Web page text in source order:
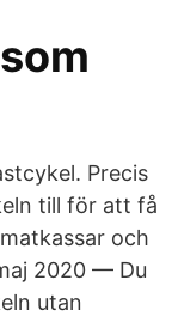
Precis
till för att få
och
2020 — Du
utan